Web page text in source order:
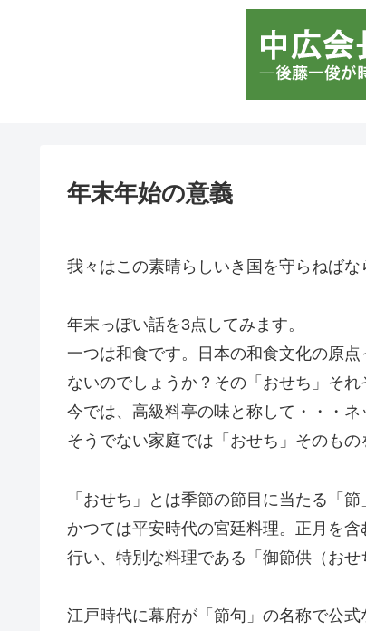
年末年始の意義
我々はこの素晴らしいき国を守らねばな
年末っぽい話を3点してみます。
一つは和食です。日本の和食文化の原
ないのでしょうか？その「おせち」それ
今では、高級料亭の味と称して・・・ネ
そうでない家庭では「おせち」そのもの
「おせち」とは季節の節目に当たる「節
かつては平安時代の宮廷料理。正月を
行い、特別な料理である「御節供（おせ
江戸時代に幕府が「節句」の名称で公